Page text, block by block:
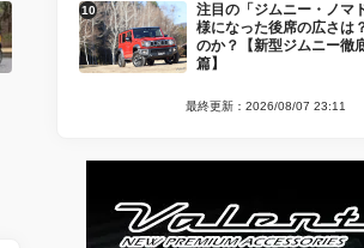
注目の「ジムニー・ノマ
様になった後席の広さは
のか？【新型ジムニー徹
篇】
最終更新：2026/08/07 23:11